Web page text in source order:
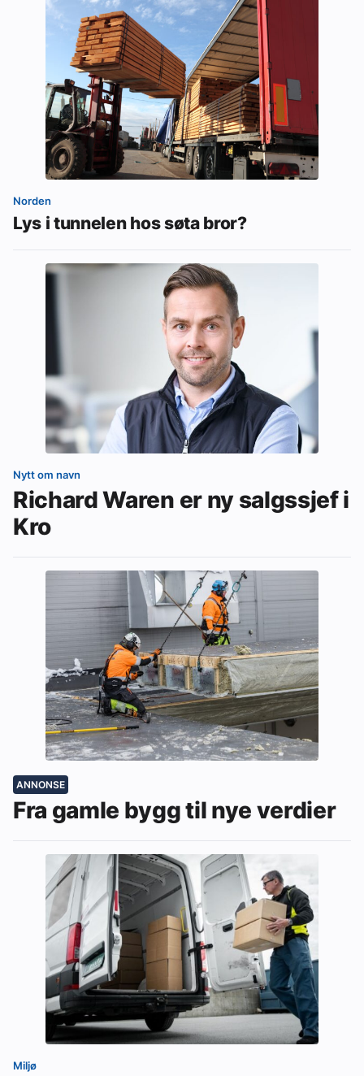
Norden
Lys i tunnelen hos søta bror?
Nytt om navn
Richard Waren er ny salgssjef i
Kro
ANNONSE
Fra gamle bygg til nye verdier
Miljø